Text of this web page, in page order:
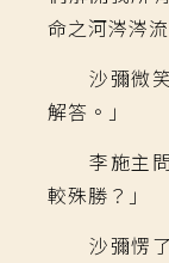
命之河涔涔
沙彌微笑
解答。」
李施主問
較殊勝？」
沙彌愣了